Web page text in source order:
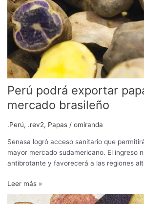
Perú podrá exportar
mercado brasileño
.Perú, .rev2, Papas / omiranda
Senasa logró acceso sanitario que
mayor mercado sudamericano. El ingreso
antibrotante y favorecerá a las regiones
Leer más »
Nuevas